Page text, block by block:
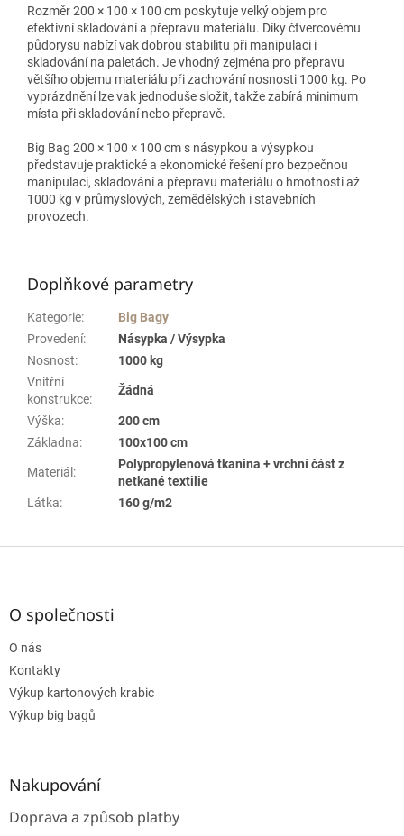
Rozměr 200 × 100 × 100 cm poskytuje velký objem pro
efektivní skladování a přepravu materiálu. Díky čtvercovému
půdorysu nabízí vak dobrou stabilitu při manipulaci i
skladování na paletách. Je vhodný zejména pro přepravu
většího objemu materiálu při zachování nosnosti 1000 kg. Po
vyprázdnění lze vak jednoduše složit, takže zabírá minimum
místa při skladování nebo přepravě.
Big Bag 200 × 100 × 100 cm s násypkou a výsypkou
představuje praktické a ekonomické řešení pro bezpečnou
manipulaci, skladování a přepravu materiálu o hmotnosti až
1000 kg v průmyslových, zemědělských i stavebních
provozech.
Doplňkové parametry
Kategorie:
Big Bagy
Provedení:
Násypka / Výsypka
Nosnost:
1000 kg
Vnitřní
konstrukce:
Žádná
Výška:
200 cm
Základna: 100x100 cm
Materiál :
Polypropylenová tkanina + vrchní část z
netkané textilie
Látka: 160 g/m2
Z
O společnosti
O nás
Kontakty
Výkup kartonových krabic
Výkup big bagů
Nakupování
Doprava a způsob platby